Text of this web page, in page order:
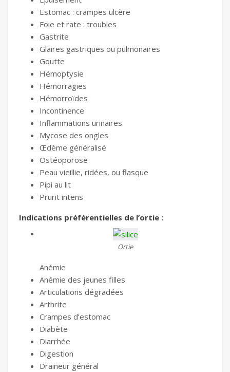
Estomac : crampes ulcère
Foie et rate : troubles
Gastrite
Glaires gastriques ou pulmonaires
Goutte
Hémoptysie
Hémorragies
Hémorroïdes
Incontinence
Inflammations urinaires
Mycose des ongles
Œdème généralisé
Ostéoporose
Peau vieillie, ridées, ou flasque
Pipi au lit
Prurit intens
Indications préférentielles de l’ortie :
Ortie
Anémie
Anémie des jeunes filles
Articulations dégradées
Arthrite
Crampes d’estomac
Diabète
Diarrhée
Digestion
Draineur général